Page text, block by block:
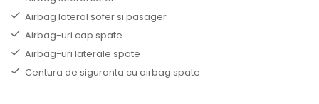
Airbag lateral șofer si pasager
Airbag-uri cap spate
Airbag-uri laterale spate
Centura de siguranta cu airbag spate